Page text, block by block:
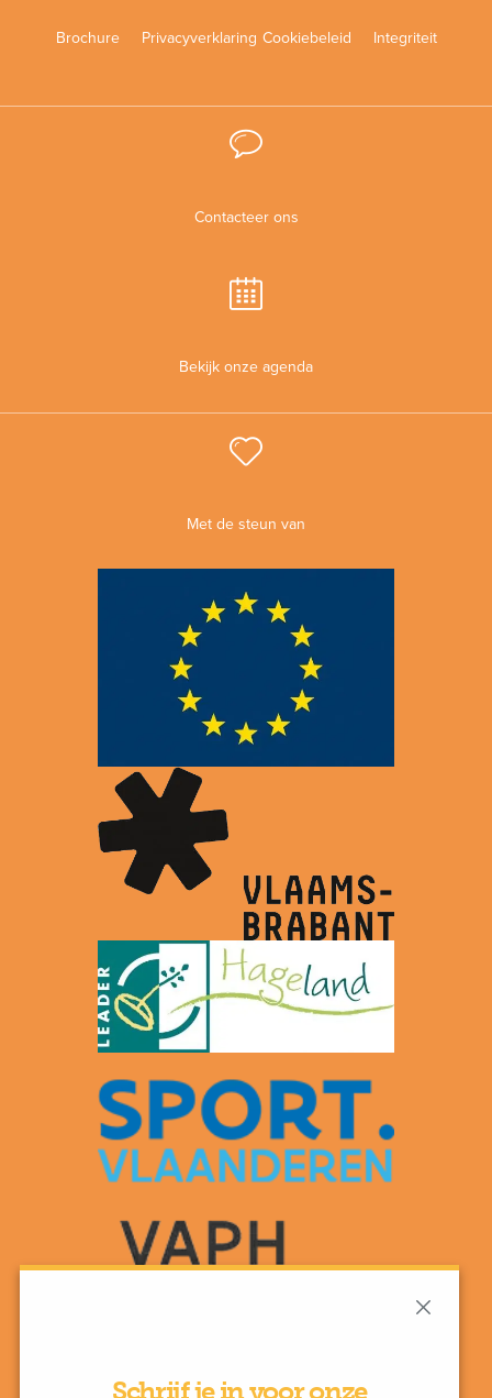
Schrijf je in voor onze
Brochure Privacyverklaring Cookiebeleid Integriteit
Contacteer ons
Bekijk onze agenda
Met de steun van